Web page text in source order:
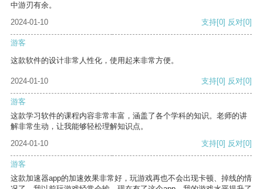
中游刃有余。
2024-01-10
支持[0] 反对[0]
游客
这款软件的设计非常人性化，使用起来非常方便。
2024-01-10 支持[0] 反对[0]
游客
这款学习软件的课程内容非常丰富，涵盖了各个学科的知识。老师的讲
解非常生动，让我能够轻松理解知识点。
2024-01-10
支持[0] 反对[0]
游客
这款加速器app的加速效果非常好，玩游戏再也不会出现卡顿、掉线的情